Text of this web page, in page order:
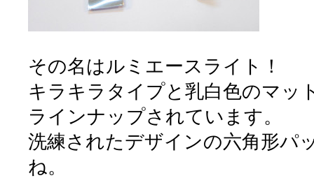
その名はルミエースライト！
キラキラタイプと乳白色のマッ
ラインナップされています。
洗練されたデザインの六角形パ
ね。